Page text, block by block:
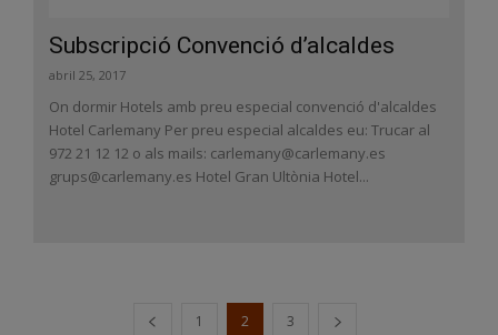
Subscripció Convenció d’alcaldes
abril 25, 2017
On dormir Hotels amb preu especial convenció d'alcaldes
Hotel Carlemany Per preu especial alcaldes eu: Trucar al
972 21 12 12 o als mails: carlemany@carlemany.es
grups@carlemany.es Hotel Gran Ultònia Hotel...
1 2 3